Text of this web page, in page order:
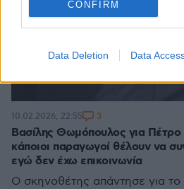
CONFIRM
Data Deletion Data
Βασίλης Θωμόπουλος για Πέτρο
κάποιοι παραγωγοί θέλουν να
εγώ δεν έχω επικοινωνία
Ο σκηνοθέτης απάντησε για
10.02.2026, 22:55 3